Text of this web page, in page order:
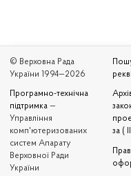
© Верховна Рада
України 1994—2026
Програмно-технічна
підтримка —
Управління
комп'ютеризованих
систем Апарату
Верховної Ради
України
за (